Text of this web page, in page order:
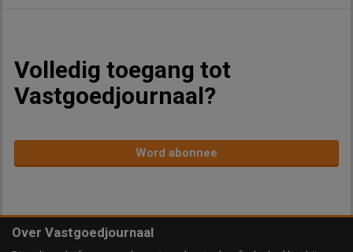
Volledig toegang tot
Vastgoedjournaal?
Word abonnee
Over Vastgoedjournaal